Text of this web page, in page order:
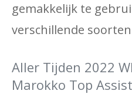
gemakkelijk te
verschillende
Aller Tijden 2022
Marokko Top